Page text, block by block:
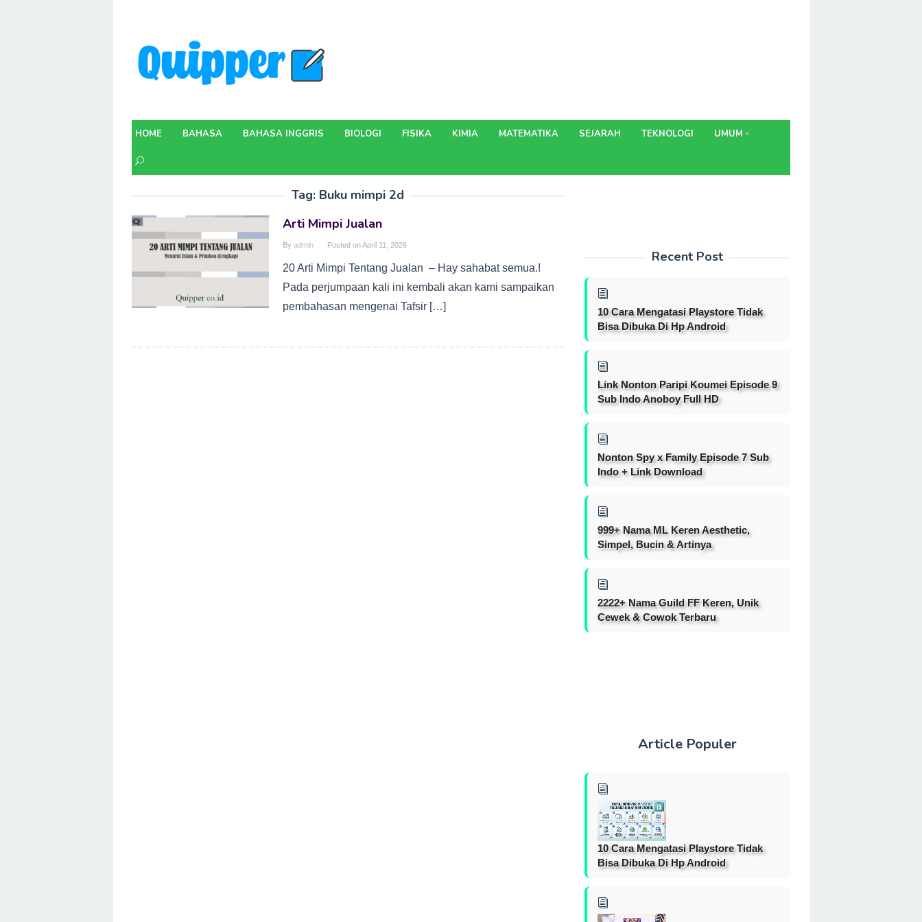
content
HOME BAHASA BAHASA INGGRIS BIOLOGI FISIKA KIMIA MATEMATIKA SEJARAH TEKNOLOGI UMUM
Tag: Buku mimpi 2d
Arti Mimpi Jualan
By admin Posted onApril 11, 2026
20 Arti Mimpi Tentang Jualan – Hay sahabat semua.!
Pada perjumpaan kali ini kembali akan kami sampaikan
pembahasan mengenai Tafsir […]
Recent Post
10 Cara Mengatasi Playstore Tidak
Bisa Dibuka Di Hp Android
Link Nonton Paripi Koumei Episode 9
Sub Indo Anoboy Full HD
Nonton Spy x Family Episode 7 Sub
Indo + Link Download
999+ Nama ML Keren Aesthetic,
Simpel, Bucin & Artinya
2222+ Nama Guild FF Keren, Unik
Cewek & Cowok Terbaru
Article Populer
10 Cara Mengatasi Playstore Tidak
Bisa Dibuka Di Hp Android